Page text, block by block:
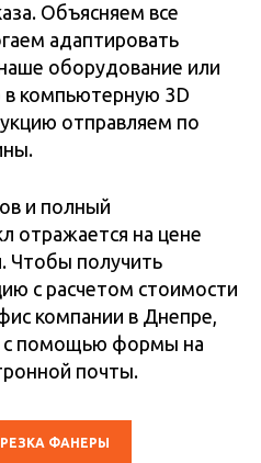
Объясняем все
адаптировать
оборудование или
компьютерную 3D
отправляем по
и полный
отражается на цене
Чтобы получить
с расчетом стоимости
компании в Днепре,
с помощью формы на
почты.
ФАНЕРЫ